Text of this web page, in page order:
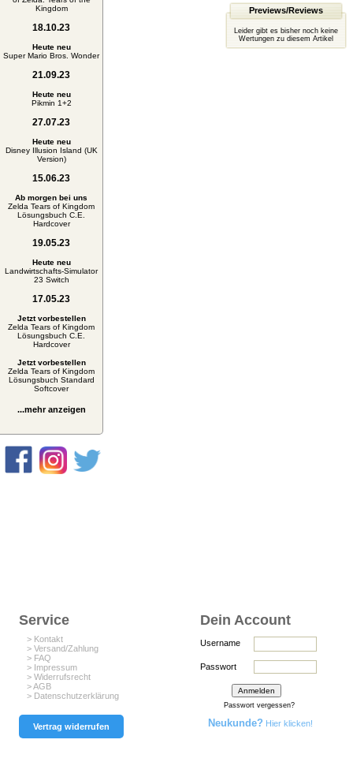
Kingdom
18.10.23
Heute neu
Super Mario Bros. Wonder
21.09.23
Heute neu
Pikmin 1+2
27.07.23
Heute neu
Disney Illusion Island (UK
Version)
15.06.23
Ab morgen bei uns
Zelda Tears of Kingdom
Lösungsbuch C.E.
Hardcover
19.05.23
Heute neu
Landwirtschafts-Simulator
23 Switch
17.05.23
Jetzt vorbestellen
Zelda Tears of Kingdom
Lösungsbuch C.E.
Hardcover
Jetzt vorbestellen
Zelda Tears of Kingdom
Lösungsbuch Standard
Softcover
...mehr anzeigen
Previews/Reviews
Leider gibt es bisher noch keine
Wertungen zu diesem Artikel
Service
> Kontakt
> Versand/Zahlung
> FAQ
> Impressum
> Widerrufsrecht
> AGB
> Datenschutzerklärung
Vertrag widerrufen
Dein Account
Username
Passwort
Passwort vergessen?
Neukunde? Hier klicken!